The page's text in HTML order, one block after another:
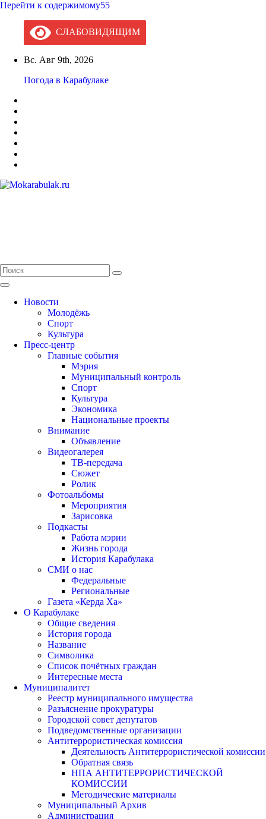
Перейти к содержимому55
СЛАБОВИДЯЩИМ
Вс. Авг 9th, 2026
Погода в Карабулаке
Новости
Молодёжь
Спорт
Культура
Пресс-центр
Главные события
Мэрия
Муниципальный контроль
Спорт
Культура
Экономика
Национальные проекты
Внимание
Объявление
Видеогалерея
ТВ-передача
Сюжет
Ролик
Фотоальбомы
Мероприятия
Зарисовка
Подкасты
Работа мэрии
Жизнь города
История Карабулака
СМИ о нас
Федеральные
Региональные
Газета «Керда Ха»
О Карабулаке
Общие сведения
История города
Название
Символика
Список почётных граждан
Интересные места
Муниципалитет
Реестр муниципального имущества
Разъяснение прокуратуры
Городской совет депутатов
Подведомственные организации
Антитеррористическая комиссия
Деятельность Антитеррористической комиссии
Обратная связь
НПА АНТИТЕРРОРИСТИЧЕСКОЙ
КОМИССИИ
Методические материалы
Муниципальный Архив
Администрация